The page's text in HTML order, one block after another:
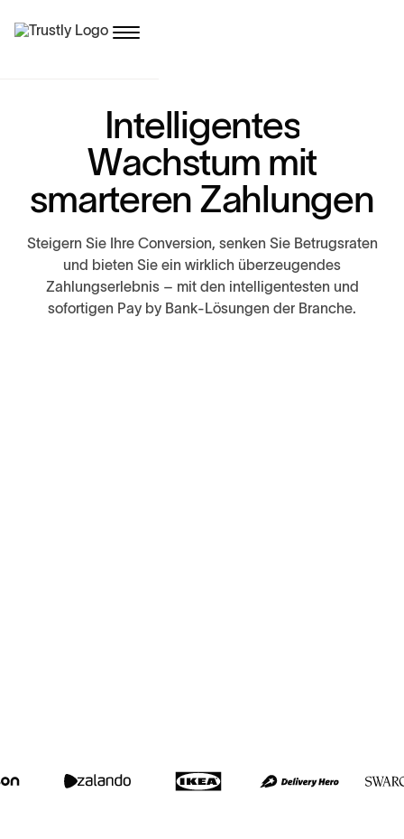
Intelligentes
Wachstum mit
smarteren Zahlungen
Steigern Sie Ihre Conversion, senken Sie Betrugsraten
und bieten Sie ein wirklich überzeugendes
Zahlungserlebnis – mit den intelligentesten und
sofortigen Pay by Bank-Lösungen der Branche.